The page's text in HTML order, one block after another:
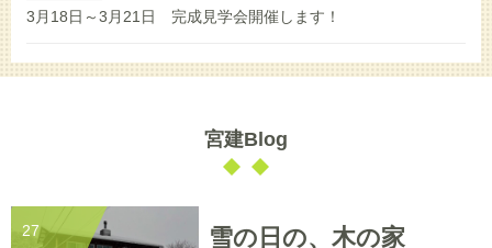
2021/08/20
3月18日～3月21日 完成見学会開催します！
2022/06/15
8月21日・22日 完成見学会を開催します！
3月6日（土）7日（日）完成見学会開催致します！
宮建Blog
27
雪の日の、木の家